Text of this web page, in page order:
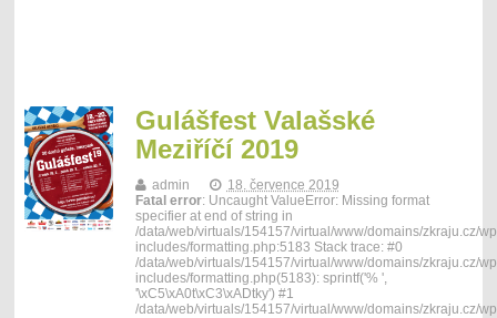
Gulášfest Valašské
Meziříčí 2019
admin
18. července 2019
Fatal error: Uncaught ValueError: Missing format
specifier at end of string in
/data/web/virtuals/154157/virtual/www/domains/zkraju.cz/
includes/formatting.php:5183 Stack trace: #0
/data/web/virtuals/154157/virtual/www/domains/zkraju.cz/
includes/formatting.php(5183): sprintf('% ',
'\xC5\xA0t\xC3\xADtky') #1
/data/web/virtuals/154157/virtual/www/domains/zkraju.cz/